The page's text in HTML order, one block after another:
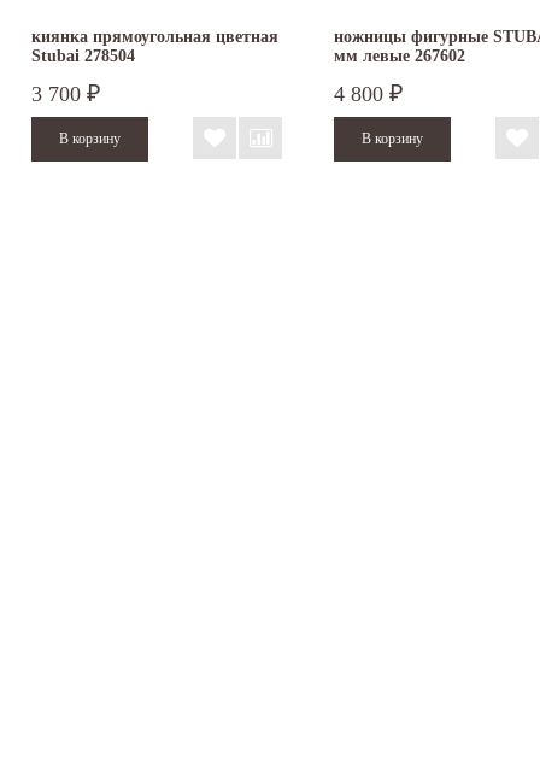
киянка прямоугольная цветная
Stubai 278504
3 700 ₽
ножницы фигурные
мм левые 267602
4 800 ₽